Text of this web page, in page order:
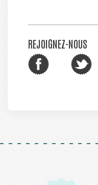
REJOIGNEZ-NOUS